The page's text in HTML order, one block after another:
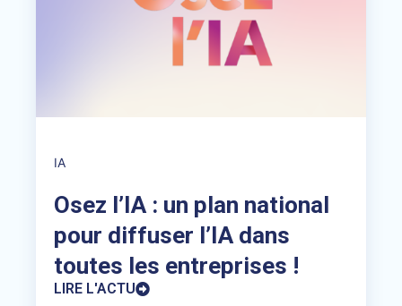
IA
Osez l’IA : un plan national
pour diffuser l’IA dans
toutes les entreprises !
LIRE L'ACTU